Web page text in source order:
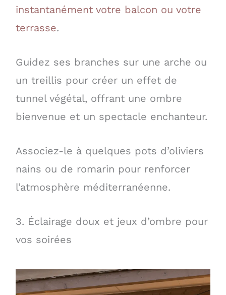
instantanément votre balcon ou votre
terrasse.
Guidez ses branches sur une arche ou
un treillis pour créer un effet de
tunnel végétal, offrant une ombre
bienvenue et un spectacle enchanteur.
Associez-le à quelques pots d’oliviers
nains ou de romarin pour renforcer
l’atmosphère méditerranéenne.
3. Éclairage doux et jeux d’ombre pour
vos soirées